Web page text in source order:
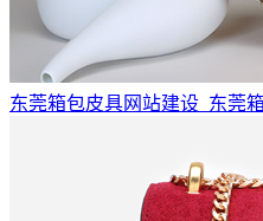
东莞箱包皮具网站建设_东莞